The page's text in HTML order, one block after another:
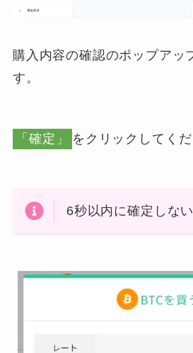
購入内容の確認のポップアッ
す。
「確定」 をクリックしてくだ
6秒以内に確定しな